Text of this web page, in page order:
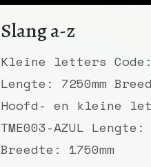
Slang a-z
Kleine letters Code:
Lengte: 7250mm
Hoofd- en kleine
TME003-AZUL Lengte:
Breedte: 1750mm